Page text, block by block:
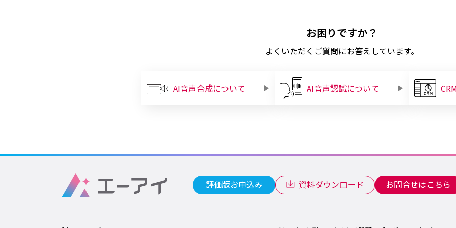
お困りですか？
よくいただくご質問にお答えしています。
AI音声合成について AI音声認識について
評価版お申込み 資料ダウンロード お問合せはこちら